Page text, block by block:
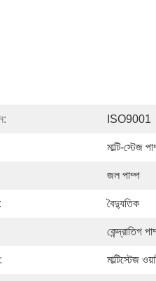
ISO9001
মাল্টি-স্টেজ
জল পাম্প
বৈদ্যুতিক
কেন্দ্রাতিগ
মাল্টিস্টেজ